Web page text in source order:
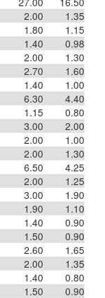
2.00
1.35
1.80
1.15
1.40
0.98
2.00
1.30
2.70
1.60
1.40
1.00
6.30
4.40
1.15
0.80
3.00
2.00
2.00
1.00
2.00
1.30
6.50
4.25
2.00
1.25
3.00
1.90
1.90
1.10
1.40
0.90
1.50
0.90
2.60
1.65
2.00
1.35
1.40
0.80
1.50
0.90